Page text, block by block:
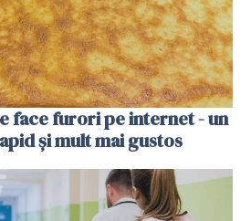
face furori pe internet - un
și mult mai gustos